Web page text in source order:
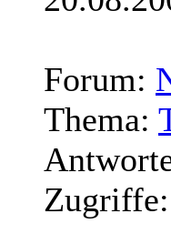
Forum:
Thema:
Zugriffe: